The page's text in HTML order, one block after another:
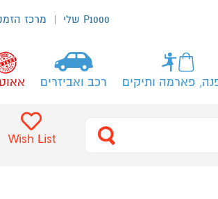
P1000 שלי מרכז הזמנות 03-
פארמה ותיקים רכב ואביזרים
Wish List